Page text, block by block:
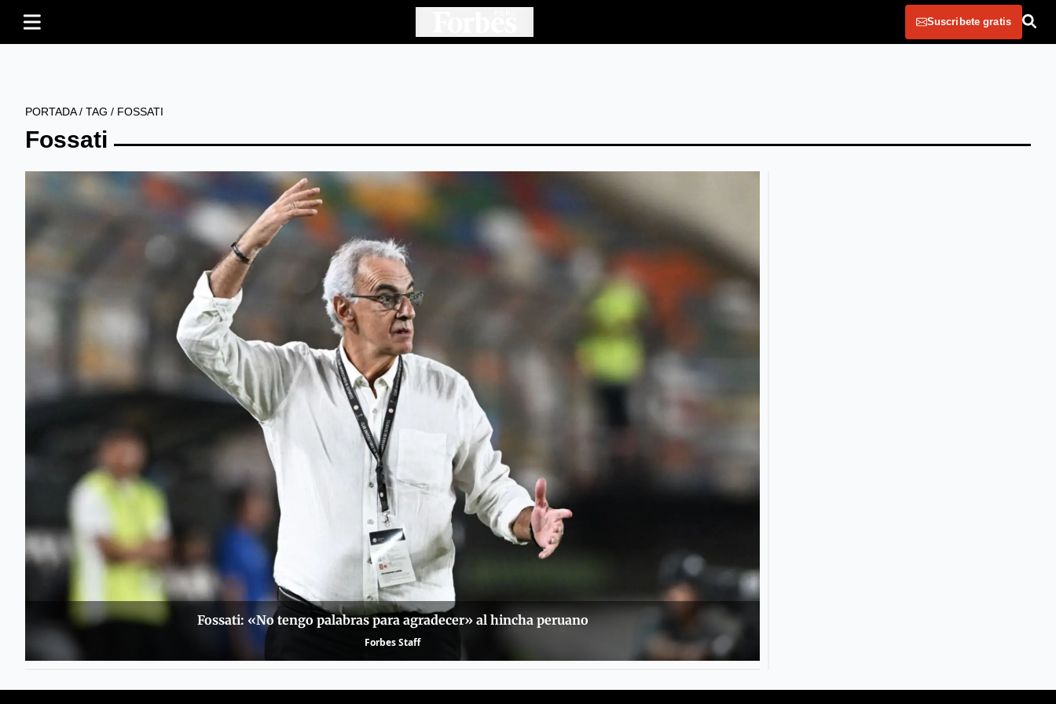
Suscribete gratis
PORTADA/ TAG / FOSSATI
Fossati
Fossati: «No tengo palabras para agradecer» al hincha peruano
Forbes Staff